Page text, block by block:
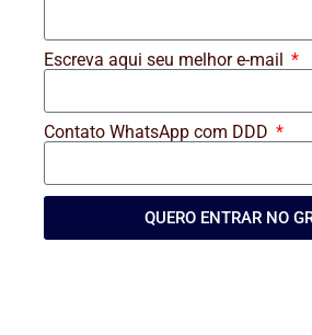
Escreva aqui seu melhor e-mail
Contato WhatsApp com DDD
QUERO ENTRAR NO